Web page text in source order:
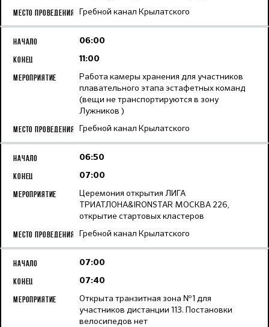
Гребной канал Крылатского
06:00
11:00
Работа камеры хранения для участников
плавательного этапа эстафетных команд
(вещи не транспортируются в зону
Лужников )
Гребной канал Крылатского
06:50
07:00
Церемония открытия ЛИГА
ТРИАТЛОНА&IRONSTAR МОСКВА 226,
открытие стартовых кластеров
Гребной канал Крылатского
07:00
07:40
Открыта транзитная зона №1 для
участников дистанции 113. Постановки
велосипедов нет